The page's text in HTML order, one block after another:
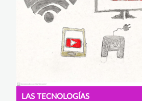
LAS TECNOLOGÍAS